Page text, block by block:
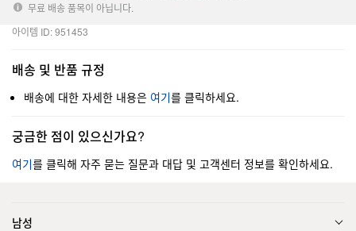
무료 배송 품목이 아닙니다.
아이템 ID: 951453
배송 및 반품 규정
배송에 대한 자세한 내용은 여기를 클릭하세요.
궁금한 점이 있으신가요?
여기를 클릭해 자주 묻는 질문과 대답 및 고객센터 정보를 확인하세요.
남성